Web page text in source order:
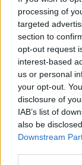
processing of
targeted
section to
opt-out request
interest-based
us or personal
your opt-out.
disclosure of
IAB’s list of
also be
Downstream
Στην
οποία
Δείτε την